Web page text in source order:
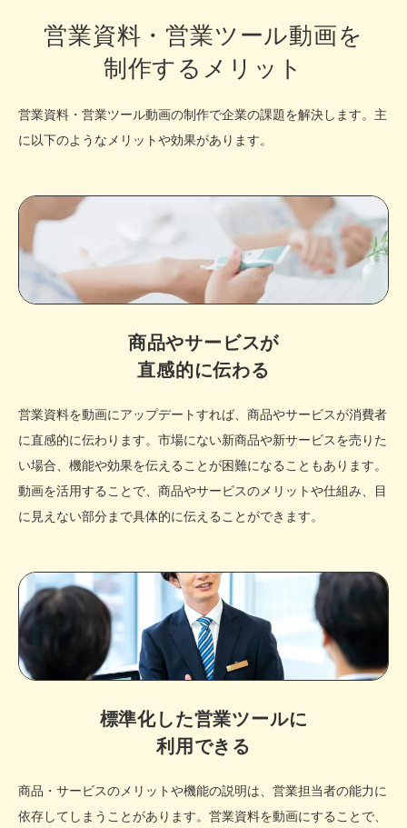
営業資料・営業ツール動画を
制作するメリット
営業資料・営業ツール動画の制作で企業の課題を解決します。主
に以下のようなメリットや効果があります。
商品やサービスが
直感的に伝わる
営業資料を動画にアップデートすれば、商品やサービスが消費者
に直感的に伝わります。市場にない新商品や新サービスを売りた
い場合、機能や効果を伝えることが困難になることもあります。
動画を活用することで、商品やサービスのメリットや仕組み、目
に見えない部分まで具体的に伝えることができます。
標準化した営業ツールに
利用できる
商品・サービスのメリットや機能の説明は、営業担当者の能力に
依存してしまうことがあります。営業資料を動画にすることで、